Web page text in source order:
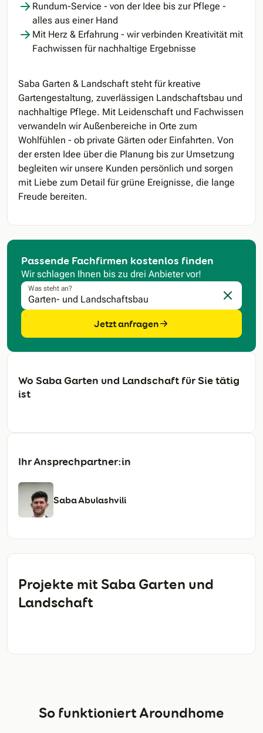
Rundum-Service - von der Idee bis zur Pflege -
alles aus einer Hand
Mit Herz & Erfahrung - wir verbinden Kreativität mit
Fachwissen für nachhaltige Ergebnisse
Saba Garten & Landschaft steht für kreative
Gartengestaltung, zuverlässigen Landschaftsbau und
nachhaltige Pflege. Mit Leidenschaft und Fachwissen
verwandeln wir Außenbereiche in Orte zum
Wohlfühlen - ob private Gärten oder Einfahrten. Von
der ersten Idee über die Planung bis zur Umsetzung
begleiten wir unsere Kunden persönlich und sorgen
mit Liebe zum Detail für grüne Ereignisse, die lange
Freude bereiten.
Projekte mit Saba Garten und
Landschaft
Passende Fachfirmen kostenlos finden
Wir schlagen Ihnen bis zu drei Anbieter vor!
Was steht an?
Eingabe
Jetzt anfragen
Wo Saba Garten und Landschaft für Sie tätig
ist
Ihr Ansprechpartner:in
Saba Abulashvili
So funktioniert Aroundhome